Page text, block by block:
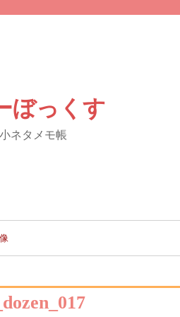
ぼっくす
ネタメモ帳